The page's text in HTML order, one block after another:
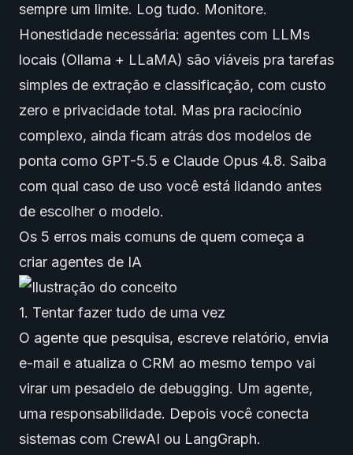
sempre um limite. Log tudo. Monitore.
Honestidade necessária: agentes com LLMs
locais (Ollama + LLaMA) são viáveis pra tarefas
simples de extração e classificação, com custo
zero e privacidade total. Mas pra raciocínio
complexo, ainda ficam atrás dos modelos de
ponta como GPT-5.5 e Claude Opus 4.8. Saiba
com qual caso de uso você está lidando antes
de escolher o modelo.
Os 5 erros mais comuns de quem começa a
criar agentes de IA
1. Tentar fazer tudo de uma vez
O agente que pesquisa, escreve relatório, envia
e-mail e atualiza o CRM ao mesmo tempo vai
virar um pesadelo de debugging. Um agente,
uma responsabilidade. Depois você conecta
sistemas com CrewAI ou LangGraph.